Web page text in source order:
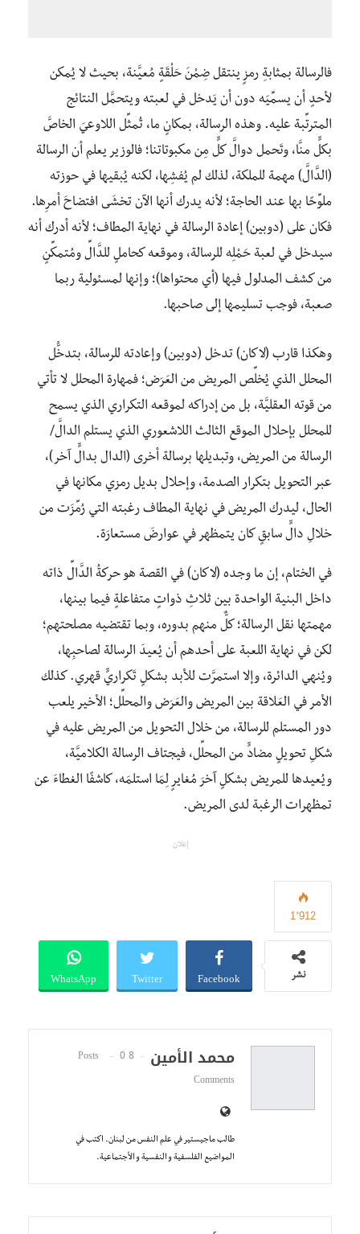
فالرسالة بمثابةِ رمزٍ ينتقل ضِمْنَ حَلْقَةٍ مُعيَّنة، بحيث لا يُمكن
لأحدٍ أن يسمِّيَه دون أن يَدخل في لعبته ويتحمَّل النتائج
المترتِّبة عليه. وهذه الرسالة، بمكانٍ ما، تُمثِّل اللاوعيَ الخاصَّ
بكلٍّ منَّا، وتَحمل دوالَّ كلٍّ مِن مكبوتاتنا؛ فالوزير يعلم أن الرسالة
(الدَّالَّ) مهمة للملكة، لذلك لم يُفشِها، لكنه يُبقيها في حوزته
ملوِّحًا بها عند الحاجة؛ لأنه يدرك أنها الآن تخشَى افتضاحَ أمرِها.
فكان على (دوبين) إعادة الرسالة في نهاية المطاف؛ لأنه أدرك أنه
سيدخل في لعبة حَمْلِه للرسالة، وموقعه كحاملٍ للدَّالِّ ومُتمكِّنٍ
من كشف المدلول فيها (أي محتواها)؛ وإنها لمسئولية ربما
صعبة، فوجب تسليمها إلى صاحبها.
وهكذا قارب (لاكان) تدخل (دوبين) وإعادته للرسالة، بتدخُّل
المحلل الذي يُخلِّص المريض من العَرَض؛ فمهارة المحلل لا تأتي
من قوته العقليَّة، بل من إدراكه لموقعه التكراري الذي يسمح
للمحلل بإحلال الموقع الثالث اللاشعوري الذي يستلم الدالَّ/
الرسالة من المريض، وتبديلها برسالة أخرى (الدال بدالٍّ آخر)،
عبر التحويل بتكرار الصدمة، وإحلال بديل رمزي مكانها في
الحال، ليدرك المريض في نهاية المطاف رغبته التي رُمِّزَت من
خلالِ دالٍّ سابقٍ كان يتمظهر في عوارضَ مستعارَة.
في الختام، إن ما وجده (لاكان) في القصة هو حركةُ الدَّالِّ ذاته
داخل البنية الواحدة بين ثلاثِ ذواتٍ متفاعلةٍ فيما بينها،
مهمتها نقل الرسالة؛ كلٌّ منهم بدوره، وبما تقتضيه مصلحتهم؛
لكن في نهاية اللعبة على أحدهم أن يُعيدَ الرسالة لصاحبِها،
ويُنهي الدائرة، وإلا استمرَّت للأبد بشكلٍ تَكراريٍّ قهري. كذلك
الأمر في العَلاقة بين المريض والعَرَض والمحلِّل؛ الأخير يلعب
دور المستلم للرسالة، من خلال التحويل من المريض عليه في
شكلِ تحويلٍ مضادٍّ من المحلِّل، فيجتاف الرسالة الكلاميَّة،
ويُعيدها للمريض بشكلٍ آخرَ مُغايرٍ لِمَا استلمَه، كاشفًا الغطاءَ عن
تمظهرات الرغبة لدى المريض.
إعلان
1٬912
نشر Facebook
Twitter
WhatsApp
محمد الأمين 8 Posts
0
Comments
طالب ماجيستير في علم النفس من لبنان. اكتب في
المواضيع الفلسفية و النفسية و الأجتماعية.